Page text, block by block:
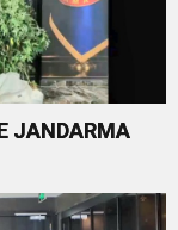
JANDARMA